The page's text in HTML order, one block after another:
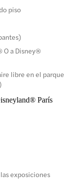
piso
O a Disney®
libre en el parque
París
exposiciones